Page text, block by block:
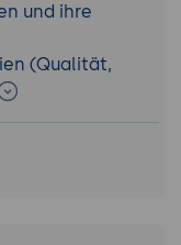
und ihre
(Qualität,